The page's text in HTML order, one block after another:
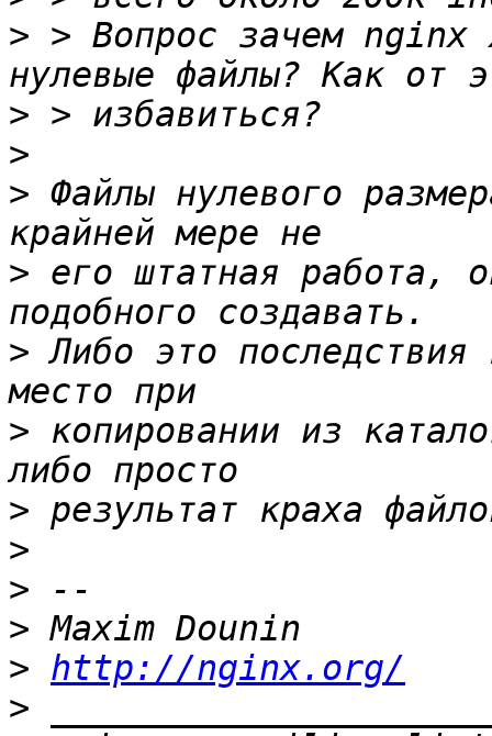
> > Вопрос зачем nginx
>
>
> Файлы нулевого
> его штатная работа,
> Либо это
> копировании из
>
>
>
>
> http://nginx.org/
>